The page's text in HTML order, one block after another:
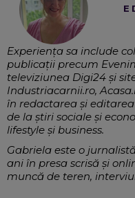
Experiența sa include
publicații precum
televiziunea Digi24 și
Industriacarnii.ro,
în redactarea și
de la știri sociale și
lifestyle și business.
Gabriela este o
ani în presa scrisă și
muncă de teren,
poziții-cheie în redacții